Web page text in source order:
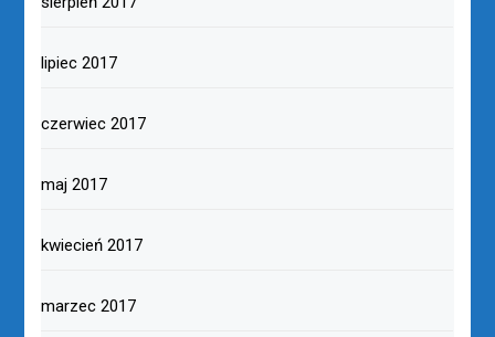
lipiec 2017
czerwiec 2017
maj 2017
kwiecień 2017
marzec 2017